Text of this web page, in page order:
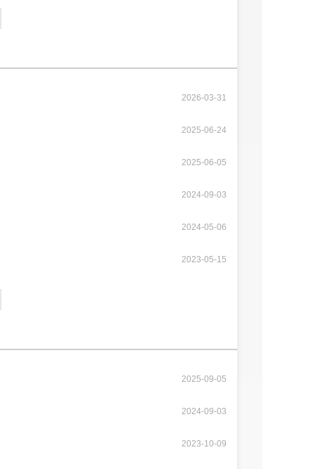
2026-03-31
2025-06-24
2025-06-05
2024-09-03
2024-05-06
2023-05-15
2025-09-05
2024-09-03
2023-10-09